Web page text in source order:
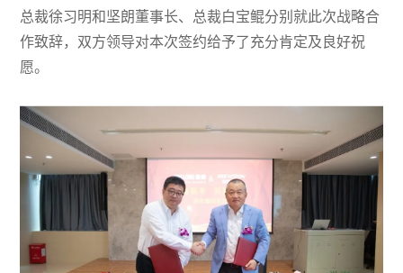
总裁徐习明和坚朗董事长、总裁白宝鲲分别就此次战略合
作致辞，双方领导对本次签约给予了充分肯定及良好祝
愿。